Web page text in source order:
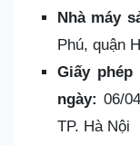
Nhà máy
Phú, quận
Giấy
ngày: 06/
TP. Hà Nội